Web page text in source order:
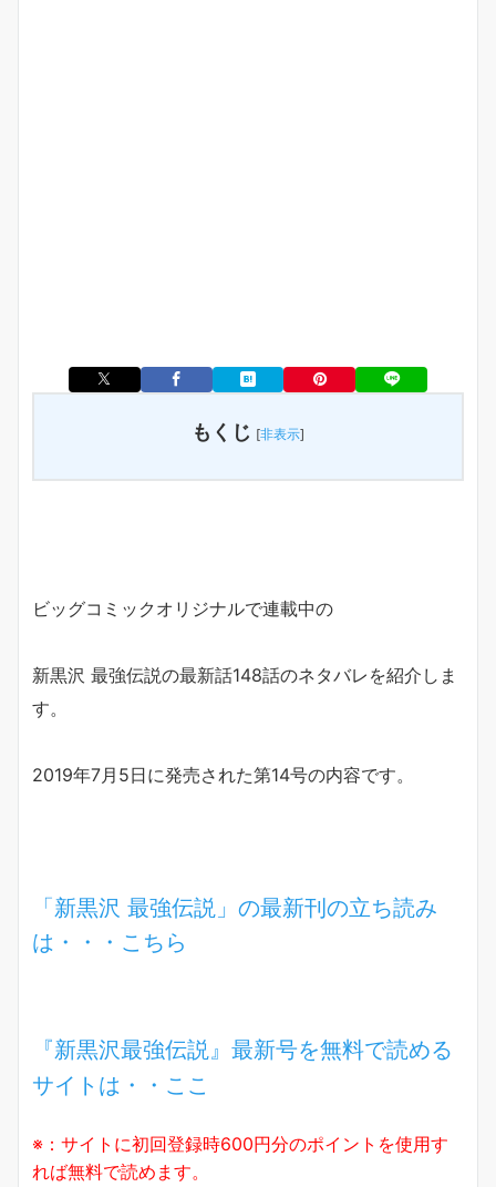
もくじ [非表示]
ビッグコミックオリジナルで連載中の
新黒沢 最強伝説の最新話148話のネタバレを紹介しま
す。
2019年7月5日に発売された第14号の内容です。
「新黒沢 最強伝説」の最新刊の立ち読み
は・・・こちら
『新黒沢最強伝説』最新号を無料で読める
サイトは・・ここ
※：サイトに初回登録時600円分のポイントを使用す
れば無料で読めます。